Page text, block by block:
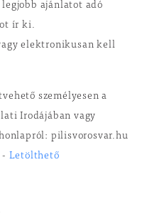
ajánlatot adó
ír ki.
elektronikusan kell
személyesen a
Irodájában vagy
pilisvorosvar.hu
- Letölthető